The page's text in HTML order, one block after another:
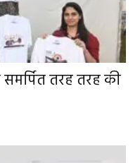
तरह तरह की